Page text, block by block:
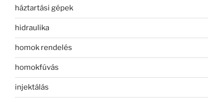
háztartási gépek
hidraulika
homok rendelés
homokfúvás
injektálás